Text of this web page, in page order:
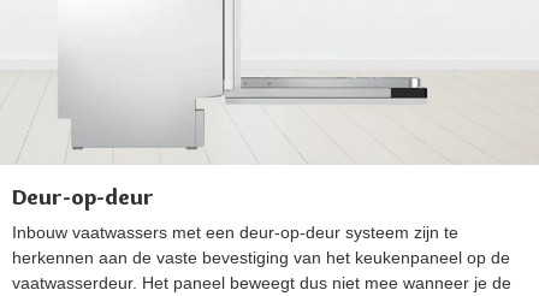
Deur-op-deur
Inbouw vaatwassers met een deur-op-deur systeem zijn te
herkennen aan de vaste bevestiging van het keukenpaneel op de
vaatwasserdeur. Het paneel beweegt dus niet mee wanneer je de